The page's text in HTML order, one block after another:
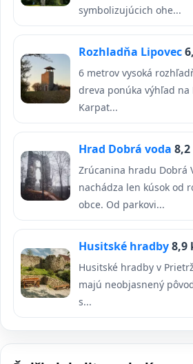
symbolizujúcich ohe...
Rozhladňa Lipovec
6 metrov vysoká
dreva ponúka výhľad na
Karpat...
Hrad Dobrá voda
Zrúcanina hradu Dobrá
nachádza len kúsok od
obce. Od parkovi...
Husitské hradby8,9
Husitské hradby v
majú neobjasnený
s...